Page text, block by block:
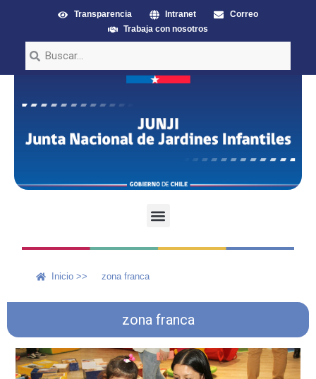
Transparencia Intranet
Correo
Trabaja con nosotros
Inicio >> zona franca
zona franca